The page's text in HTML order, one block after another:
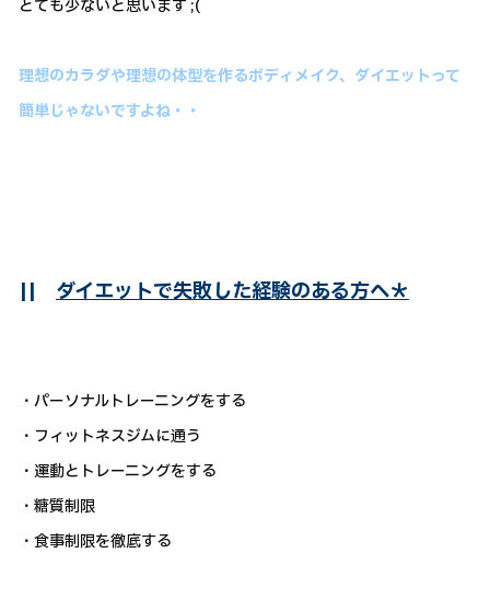
とても少ないと思います ;(
理想のカラダや理想の体型を作るボディメイク、ダイエットって
簡単じゃないですよね・・
|| ダイエットで失敗した経験のある方へ＊
・パーソナルトレーニングをする
・フィットネスジムに通う
・運動とトレーニングをする
・糖質制限
・食事制限を徹底する